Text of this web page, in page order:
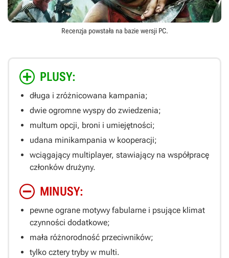
Recenzja powstała na bazie wersji PC.
PLUSY:
długa i zróżnicowana kampania;
dwie ogromne wyspy do zwiedzenia;
multum opcji, broni i umiejętności;
udana minikampania w kooperacji;
wciągający multiplayer, stawiający na współpracę
członków drużyny.
MINUSY:
pewne ograne motywy fabularne i psujące klimat
czynności dodatkowe;
mała różnorodność przeciwników;
tylko cztery tryby w multi.